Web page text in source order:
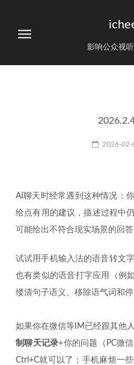
影响公众视
2026-02-
AI聊天时经常遇到这种情况：
给点有用的建议，描述过程中
可能给出不符合现实场景的回
试试用手机输入法的语音转文
也有类似的语音打字应用（例如
缕清句子语义、移除语气词和停
如果你在微信等IM已经跟其他
制聊天记录+你的问题（PC微
Ctrl+C就可以了；手机麻烦一